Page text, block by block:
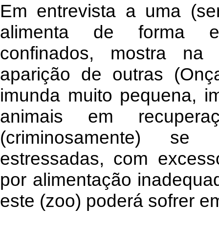
Em entrevista a uma
alimenta de forma
confinados, mostra na
aparição de outras
imunda muito pequena,
animais em
(criminosamente) se
estressadas, com
por alimentação
este (zoo) poderá sofrer